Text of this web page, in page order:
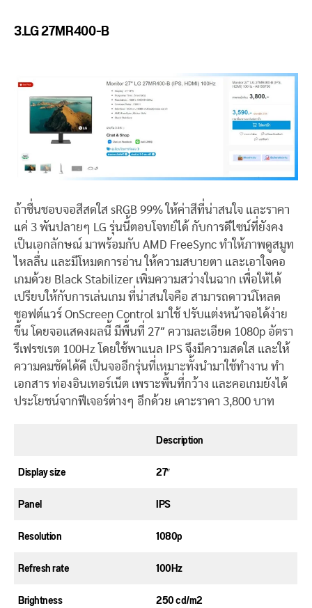
3.LG 27MR400-B
ถ้าชื่นชอบจอสีสดใส sRGB 99% ให้ค่าสีที่น่าสนใจ และราคา
แค่ 3 พันปลายๆ LG รุ่นนี้ตอบโจทย์ได้ กับการดีไซน์ที่ยังคง
เป็นเอกลักษณ์ มาพร้อมกับ AMD FreeSync ทำให้ภาพดูสมูท
ไหลลื่น และมีโหมดการอ่าน ให้ความสบายตา และเอาใจคอ
เกมด้วย Black Stabilizer เพิ่มความสว่างในฉาก เพื่อให้ได้
เปรียบให้กับการเล่นเกม ที่น่าสนใจคือ สามารถดาวน์โหลด
ซอฟต์แวร์ OnScreen Control มาใช้ ปรับแต่งหน้าจอได้ง่าย
ขึ้น โดยจอแสดงผลนี้ มีพื้นที่ 27″ ความละเอียด 1080p อัตรา
รีเฟรชเรต 100Hz โดยใช้พาแนล IPS จึงมีความสดใส และให้
ความคมชัดได้ดี เป็นจออีกรุ่นที่เหมาะทั้งนำมาใช้ทำงาน ทำ
เอกสาร ท่องอินเทอร์เน็ต เพราะพื้นที่กว้าง และคอเกมยังได้
ประโยชน์จากฟีเจอร์ต่างๆ อีกด้วย เคาะราคา 3,800 บาท
Description
Display size
27″
Panel
IPS
Resolution
1080p
Refresh rate
100Hz
Brightness
250 cd/m2